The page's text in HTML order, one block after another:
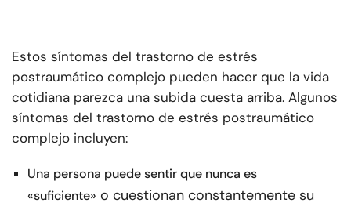
Estos síntomas del trastorno de estrés
postraumático complejo pueden hacer que la vida
cotidiana parezca una subida cuesta arriba. Algunos
síntomas del trastorno de estrés postraumático
complejo incluyen:
Una persona puede sentir que nunca es
«suficiente» o cuestionan constantemente su